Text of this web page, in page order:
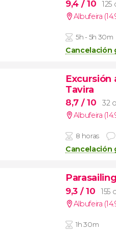
9,4 / 10
Albufeira
5h - 5h 30m
Cancelación
Excursión
Tavira
8,7 / 10
32
Albufeira
8 horas
Cancelación
9,3 / 10
155
Albufeira
1h 30m